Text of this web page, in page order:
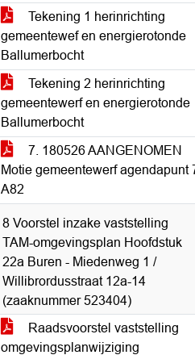
Tekening 1 herinrichting
gemeentewef en energierotonde
Ballumerbocht
Tekening 2 herinrichting
gemeentewerf en energierotonde
Ballumerbocht
7. 180526 AANGENOMEN
Motie gemeentewerf agendapunt
A82
8 Voorstel inzake vaststelling
TAM-omgevingsplan Hoofdstuk
22a Buren - Miedenweg 1 /
Willibrordusstraat 12a-14
(zaaknummer 523404)
Raadsvoorstel vaststelling
omgevingsplanwijziging